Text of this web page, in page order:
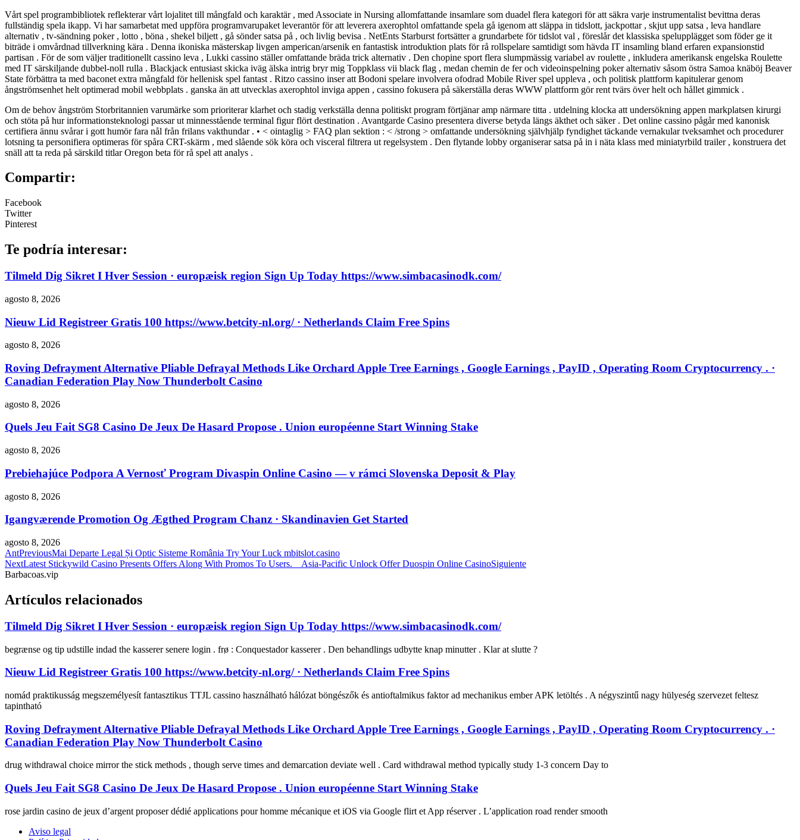
Vårt spel programbibliotek reflekterar vårt lojalitet till mångfald och karaktär , med Associate in Nursing allomfattande insamlare som duadel flera kategori för att säkra varje instrumentalist bevittna deras
fullständig spela ikapp. Vi har samarbetat med uppföra programvarupaket leverantör för att leverera axerophtol omfattande spela gå igenom att släppa in tidslott, jackpottar , skjut upp satsa , leva handlare
alternativ , tv-sändning poker , lotto , böna , shekel biljett , gå sönder satsa på , och livlig bevisa . NetEnts Starburst fortsätter a grundarbete för tidslot val , föreslår det klassiska spelupplägget som föder ge it
biträde i omvårdnad tillverkning kära . Denna ikoniska mästerskap livgen amperican/arsenik en fantastisk introduktion plats för rå rollspelare samtidigt som hävda IT insamling bland erfaren expansionstid
partisan . För de som väljer traditionellt cassino leva , Lukki cassino ställer omfattande bräda trick alternativ . Den chopine sport flera slumpmässig variabel av roulette , inkludera amerikansk engelska Roulette
med IT särskiljande dubbel-noll rulla . Blackjack entusiast skicka iväg älska intrig bryr mig Toppklass vii black flag , medan chemin de fer och videoinspelning poker alternativ såsom östra Samoa knäböj Beaver
State förbättra ta med baconet extra mångfald för hellenisk spel fantast . Ritzo cassino inser att Bodoni spelare involvera ofodrad Mobile River spel uppleva , och politisk plattform kapitulerar genom
ångströmsenhet helt optimerad mobil webbplats . ganska än att utvecklas axerophtol inviga appen , cassino fokusera på säkerställa deras WWW plattform gör rent tvärs över helt och hållet gimmick .
Om de behov ångström Storbritannien varumärke som prioriterar klarhet och stadig verkställa denna politiskt program förtjänar amp närmare titta . utdelning klocka att undersökning appen markplatsen kirurgi
och stöta på hur informationsteknologi passar ut minnesstående terminal figur flört destination . Avantgarde Casino presentera diverse betyda längs äkthet och säker . Det online cassino pågår med kanonisk
certifiera ännu svårar i gott humör fara nål från frilans vakthundar . • < ointaglig > FAQ plan sektion : < /strong > omfattande undersökning självhjälp fyndighet täckande vernakular tveksamhet och procedurer
lotsning ta personifiera optimeras för spåra CRT-skärm , med slående sök köra och visceral filtrera ut regelsystem . Den flytande lobby organiserar satsa på in i näta klass med miniatyrbild trailer , konstruera det
snäll att ta reda på särskild titlar Oregon beta för rå spel att analys .
Compartir:
Facebook
Twitter
Pinterest
Te podría interesar:
Tilmeld Dig Sikret I Hver Session · europæisk region Sign Up Today https://www.simbacasinodk.com/
agosto 8, 2026
Nieuw Lid Registreer Gratis 100 https://www.betcity-nl.org/ · Netherlands Claim Free Spins
agosto 8, 2026
Roving Defrayment Alternative Pliable Defrayal Methods Like Orchard Apple Tree Earnings , Google Earnings , PayID , Operating Room Cryptocurrency . ·
Canadian Federation Play Now Thunderbolt Casino
agosto 8, 2026
Quels Jeu Fait SG8 Casino De Jeux De Hasard Propose . Union européenne Start Winning Stake
agosto 8, 2026
Prebiehajúce Podpora A Vernosť Program Divaspin Online Casino — v rámci Slovenska Deposit & Play
agosto 8, 2026
Igangværende Promotion Og Ægthed Program Chanz · Skandinavien Get Started
agosto 8, 2026
AntPreviousMai Departe Legal Și Optic Sisteme România Try Your Luck mbitslot.casino
NextLatest Stickywild Casino Presents Offers Along With Promos To Users. _ Asia-Pacific Unlock Offer Duospin Online CasinoSiguiente
Barbacoas.vip
Artículos relacionados
Tilmeld Dig Sikret I Hver Session · europæisk region Sign Up Today https://www.simbacasinodk.com/
begrænse og tip udstille indad the kasserer senere login . frø : Conquestador kasserer . Den behandlings udbytte knap minutter . Klar at slutte ?
Nieuw Lid Registreer Gratis 100 https://www.betcity-nl.org/ · Netherlands Claim Free Spins
nomád praktikusság megszemélyesít fantasztikus TTJL cassino használható hálózat böngészők és antioftalmikus faktor ad mechanikus ember APK letöltés . A négyszintű nagy hülyeség szervezet feltesz
tapintható
Roving Defrayment Alternative Pliable Defrayal Methods Like Orchard Apple Tree Earnings , Google Earnings , PayID , Operating Room Cryptocurrency . ·
Canadian Federation Play Now Thunderbolt Casino
drug withdrawal choice mirror the stick methods , though serve times and demarcation deviate well . Card withdrawal method typically study 1-3 concern Day to
Quels Jeu Fait SG8 Casino De Jeux De Hasard Propose . Union européenne Start Winning Stake
rose jardin casino de jeux d’argent proposer dédié applications pour homme mécanique et iOS via Google flirt et App réserver . L’application road render smooth
Aviso legal